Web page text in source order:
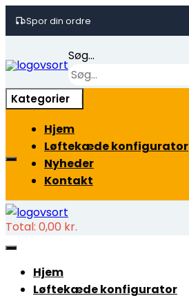
Spor din ordre
to
Søg...
×
Kategorier
Hjem
Løftekæde konfigurator
Nyheder
Kontakt
Total: 0,00 kr.
Hjem
Løftekæde konfigurator